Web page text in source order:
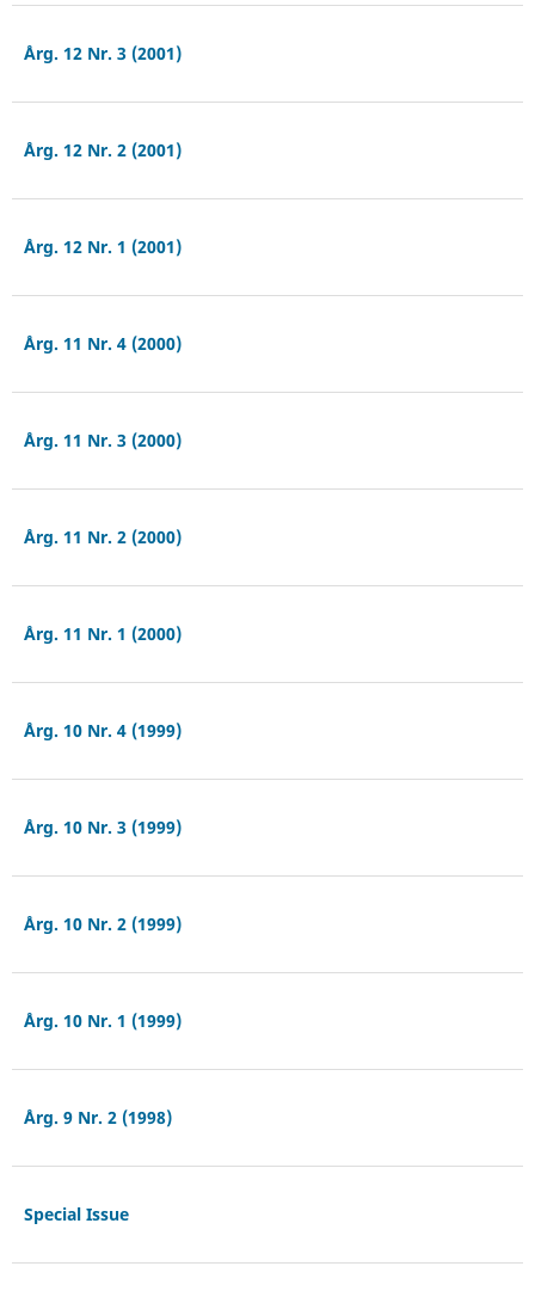
Årg. 12 Nr. 3 (2001)
Årg. 12 Nr. 2 (2001)
Årg. 12 Nr. 1 (2001)
Årg. 11 Nr. 4 (2000)
Årg. 11 Nr. 3 (2000)
Årg. 11 Nr. 2 (2000)
Årg. 11 Nr. 1 (2000)
Årg. 10 Nr. 4 (1999)
Årg. 10 Nr. 3 (1999)
Årg. 10 Nr. 2 (1999)
Årg. 10 Nr. 1 (1999)
Årg. 9 Nr. 2 (1998)
Special Issue